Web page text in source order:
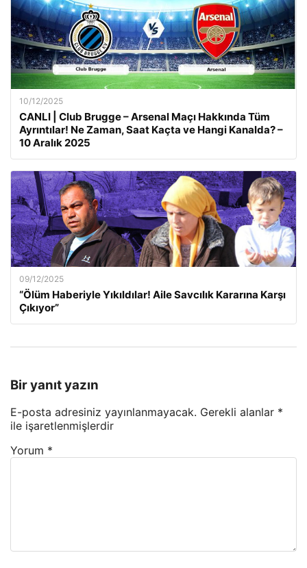
10/12/2025
CANLI | Club Brugge – Arsenal Maçı Hakkında Tüm
Ayrıntılar! Ne Zaman, Saat Kaçta ve Hangi Kanalda? –
10 Aralık 2025
09/12/2025
“Ölüm Haberiyle Yıkıldılar! Aile Savcılık Kararına Karşı
Çıkıyor”
Bir yanıt yazın
E-posta adresiniz yayınlanmayacak. Gerekli alanlar *
ile işaretlenmişlerdir
Yorum *